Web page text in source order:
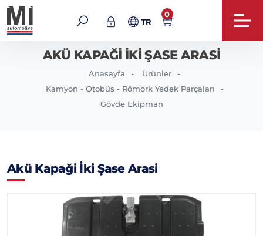
TR
0
AKÜ KAPAĞI İKI ŞASE ARASI
Anasayfa
Ürünler
Kamyon - Otobüs - Römork Yedek Parçaları
Gövde Ekipman
Akü Kapaği İki Şase Arasi